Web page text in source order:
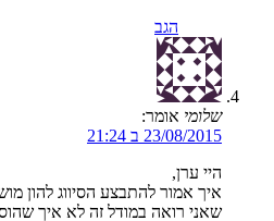
הגב
שלומי אומר:
23/08/2015 ב 21:24
היי ערן,
איך אמור להתבצע הסיווג להון
שאני רואה במודל זה לא איך